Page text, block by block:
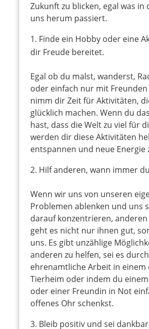
Zukunft zu blicken, egal was in
uns herum passiert.
Finde ein Hobby oder eine
dir Freude bereitet.
Egal ob du malst, wanderst,
oder einfach nur mit
nimm dir Zeit für Aktivitäten,
glücklich machen. Wenn du
hast, dass die Welt zu viel für
werden dir diese Aktivitäten
entspannen und neue Energie
Hilf anderen, wann immer
Wenn wir uns von unseren
Problemen ablenken und uns
darauf konzentrieren, anderen
geht es nicht nur ihnen gut,
uns. Es gibt unzählige
anderen zu helfen, sei es durch
ehrenamtliche Arbeit in einem
Tierheim oder indem du
oder einer Freundin in Not
offenes Ohr schenkst.
Bleib positiv und sei